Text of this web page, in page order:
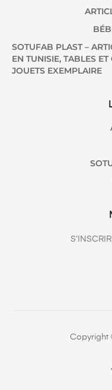
SOTUFAB PLAST –
EN TUNISIE, TABLES
JOUETS EXEMPLAIRE
Copyright